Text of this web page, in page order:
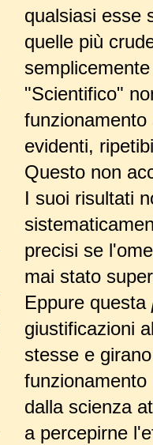
qualsiasi esse
quelle più
"Scientifico"
evidenti,
Questo non
I suoi risultati
precisi se
mai stato
Eppure questa
giustificazioni
stesse e
dalla scienza
a percepirne